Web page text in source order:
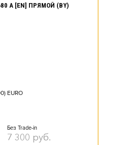
680 А [EN] ПРЯМОЙ (BY)
EURO
Без Trade-in
7 300 руб.